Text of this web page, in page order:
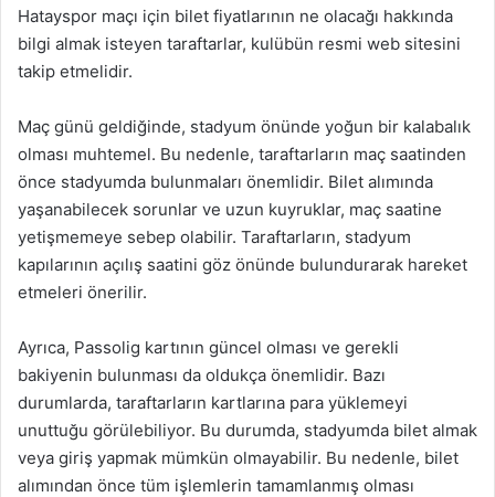
Hatayspor maçı için bilet fiyatlarının ne olacağı hakkında
bilgi almak isteyen taraftarlar, kulübün resmi web sitesini
takip etmelidir.
Maç günü geldiğinde, stadyum önünde yoğun bir kalabalık
olması muhtemel. Bu nedenle, taraftarların maç saatinden
önce stadyumda bulunmaları önemlidir. Bilet alımında
yaşanabilecek sorunlar ve uzun kuyruklar, maç saatine
yetişmemeye sebep olabilir. Taraftarların, stadyum
kapılarının açılış saatini göz önünde bulundurarak hareket
etmeleri önerilir.
Ayrıca, Passolig kartının güncel olması ve gerekli
bakiyenin bulunması da oldukça önemlidir. Bazı
durumlarda, taraftarların kartlarına para yüklemeyi
unuttuğu görülebiliyor. Bu durumda, stadyumda bilet almak
veya giriş yapmak mümkün olmayabilir. Bu nedenle, bilet
alımından önce tüm işlemlerin tamamlanmış olması